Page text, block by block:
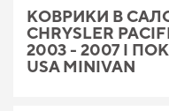
КОВРИКИ В
CHRYSLER
2003 - 2007 I
USA MINIVAN